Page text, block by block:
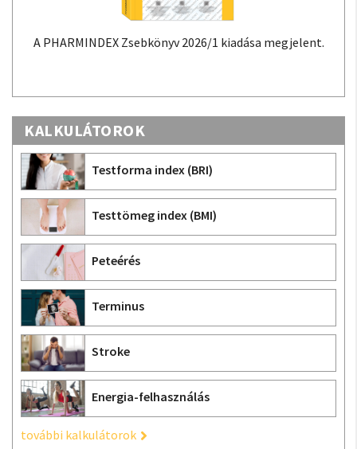
A PHARMINDEX Zsebkönyv 2026/1 kiadása megjelent.
KALKULÁTOROK
Testforma index (BRI)
Testtömeg index (BMI)
Peteérés
Terminus
Stroke
Energia-felhasználás
további kalkulátorok